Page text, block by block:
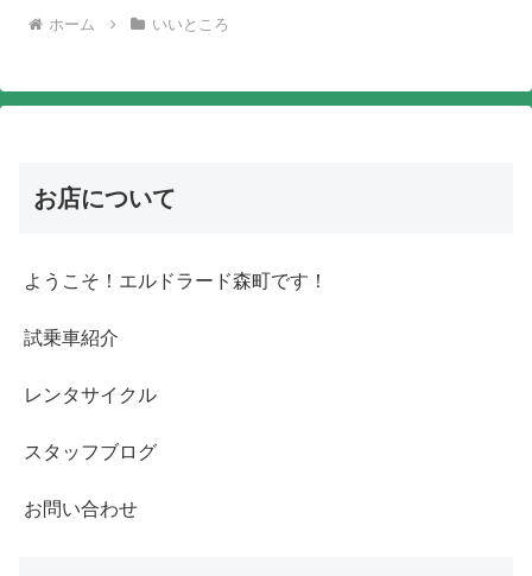
ホーム いいところ
お店について
ようこそ！エルドラード森町です！
試乗車紹介
レンタサイクル
スタッフブログ
お問い合わせ